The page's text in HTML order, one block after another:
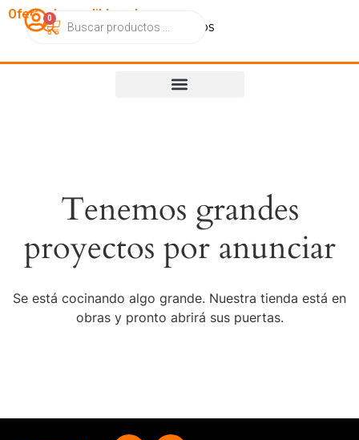
OfertasImperdibles.cl
CatálogoContactoNosotros
0
Tenemos grandes
proyectos por anunciar
Se está cocinando algo grande. Nuestra tienda está en
obras y pronto abrirá sus puertas.